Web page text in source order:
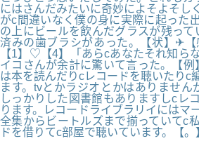
にはさんだみたいに奇妙によそよそし
がc間違いなく僕の身に実際に起った
の上にビールを飲んだグラスが残って
済みの歯ブラシがあった。【状】✈
【1】♡【4】「あらcあなたそれ知ら
イコさんが余計に驚いて言った。【例
は本を読んだりcレコードを聴いたりc
ます。tvとかラジオとかはありません
しっかりした図書館もありますしcレ
ります。レコードライブラリイにはマ
全集からビートルズまで揃っていてc
ドを借りてc部屋で聴いています。【。